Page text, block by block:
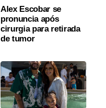
Alex Escobar se
pronuncia após
cirurgia para retirada
de tumor